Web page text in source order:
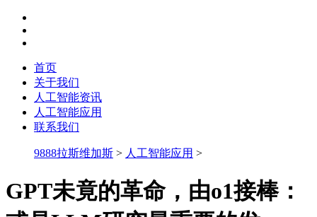
首页
关于我们
人工智能资讯
人工智能应用
联系我们
9888拉斯维加斯 > 人工智能应用 >
GPT未竟的革命，由o1接棒：